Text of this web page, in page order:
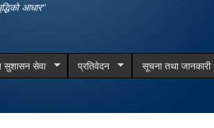
आधार"
सुशासन सेवा प्रतिवेदन सूचना तथा जानकारी